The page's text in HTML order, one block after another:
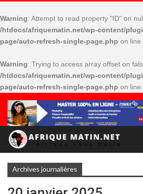
Warning: Attempt to read property "ID" on
/htdocs/afriquematin.net/wp-content/
page/auto-refresh-single-page.php on line
Warning: Trying to access array offset on
/htdocs/afriquematin.net/wp-content/
page/auto-refresh-single-page.php on line
Archives journalières